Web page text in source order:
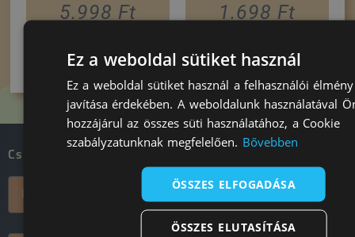
5.998 Ft
Kosárba teszem
1.698 Ft
Kosárba teszem
Csatlakozz a DTR nyuszitársadalomhoz!
Ez a weboldal sütiket használ
Ez a weboldal sütiket használ a felhasználói élmény
javítása érdekében. A weboldalunk használatával
hozzájárul az összes süti használatához, a Cookie
szabályzatunknak megfelelően. Bővebben
ÖSSZES ELFOGADÁSA
ÖSSZES ELUTASÍTÁSA